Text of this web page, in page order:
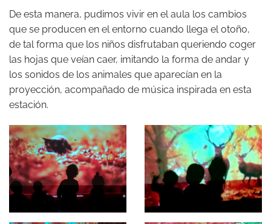
De esta manera, pudimos vivir en el aula los cambios
que se producen en el entorno cuando llega el otoño,
de tal forma que los niños disfrutaban queriendo coger
las hojas que veían caer, imitando la forma de andar y
los sonidos de los animales que aparecían en la
proyección, acompañado de música inspirada en esta
estación.